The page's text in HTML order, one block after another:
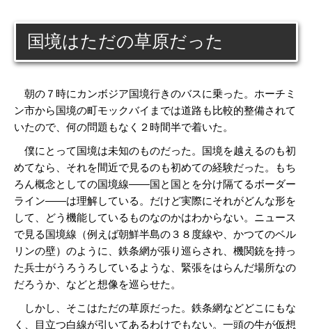
国境はただの草原だった
朝の７時にカンボジア国境行きのバスに乗った。ホーチミ
ン市から国境の町モックバイまでは道路も比較的整備されて
いたので、何の問題もなく２時間半で着いた。
僕にとって国境は未知のものだった。国境を越えるのも初
めてなら、それを間近で見るのも初めての経験だった。もち
ろん概念としての国境線――国と国とを分け隔てるボーダー
ライン――は理解している。だけど実際にそれがどんな形を
して、どう機能しているものなのかはわからない。ニュース
で見る国境線（例えば朝鮮半島の３８度線や、かつてのベル
リンの壁）のように、鉄条網が張り巡らされ、機関銃を持っ
た兵士がうろうろしているような、緊張をはらんだ場所なの
だろうか、などと想像を巡らせた。
しかし、そこはただの草原だった。鉄条網などどこにもな
く、目立つ白線が引いてあるわけでもない。一頭の牛が仮想